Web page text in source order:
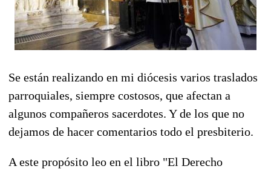
Se están realizando en mi diócesis varios traslados
parroquiales, siempre costosos, que afectan a
algunos compañeros sacerdotes. Y de los que no
dejamos de hacer comentarios todo el presbiterio.
A este propósito leo en el libro "El Derecho